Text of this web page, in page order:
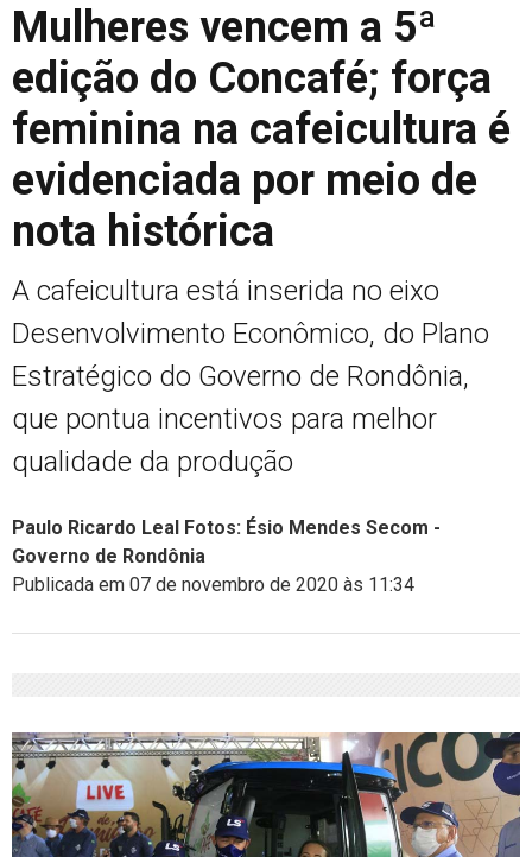
Mulheres vencem a 5ª
edição do Concafé; força
feminina na cafeicultura é
evidenciada por meio de
nota histórica
A cafeicultura está inserida no eixo
Desenvolvimento Econômico, do Plano
Estratégico do Governo de Rondônia,
que pontua incentivos para melhor
qualidade da produção
Paulo Ricardo Leal Fotos: Ésio Mendes Secom -
Governo de Rondônia
Publicada em 07 de novembro de 2020 às 11:34